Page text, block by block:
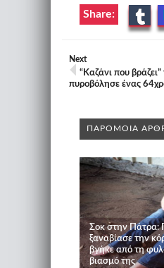
Share:
Next
“Καζάνι που
πυροβόλησε ένας
ΠΑΡΟΜΟΙΑ
Σοκ στην Πάτρα:
ξαναβίασε την
βγήκε από τη
βιασμό της